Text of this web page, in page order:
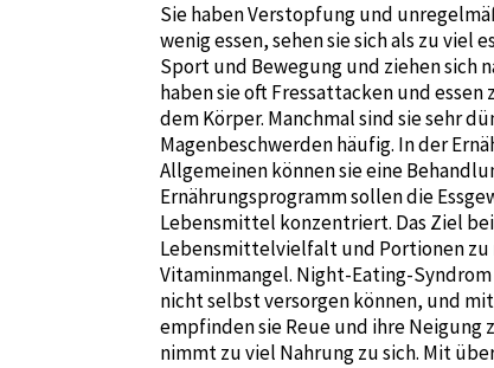
Sie haben Verstopfung und
wenig essen, sehen sie sich als zu
Sport und Bewegung und ziehen sich
haben sie oft Fressattacken und
dem Körper. Manchmal sind sie sehr
Magenbeschwerden häufig. In der
Allgemeinen können sie eine
Ernährungsprogramm sollen die
Lebensmittel konzentriert. Das Ziel
Lebensmittelvielfalt und Portionen zu
Vitaminmangel. Night-Eating-Syndrom
nicht selbst versorgen können, und
empfinden sie Reue und ihre
nimmt zu viel Nahrung zu sich. Mit